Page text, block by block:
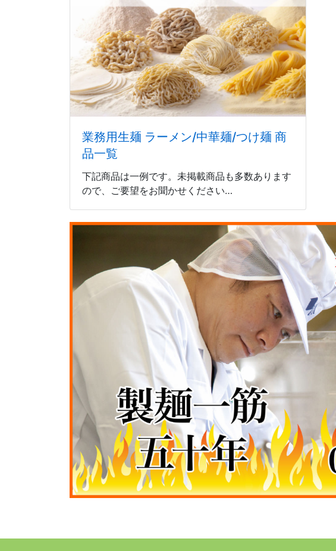
業務用生麺 ラーメン/中華麺/つけ麺 商
品一覧
下記商品は一例です。未掲載商品も多数あります
ので、ご要望をお聞かせください…